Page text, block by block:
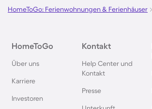
HomeToGo: Ferienwohnungen & Ferienhäuser
HomeToGo
Über uns
Karriere
Investoren
Kontakt
Help Center und
Kontakt
Presse